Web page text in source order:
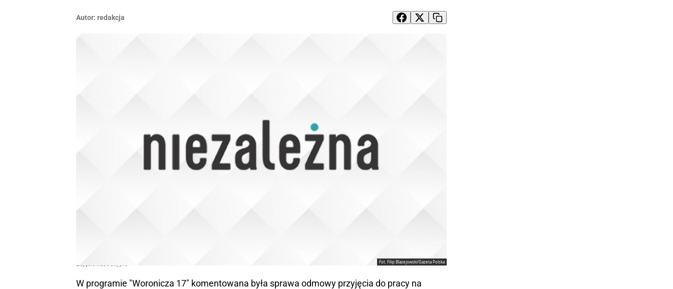
Autor: redakcja
Fot. Filip Blazejowski/Gazeta Polska
W programie "Woronicza 17" komentowana była sprawa odmowy przyjęcia do pracy na